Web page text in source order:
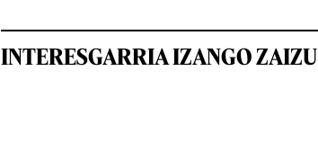
INTERESGARRIA IZANGO ZAIZU